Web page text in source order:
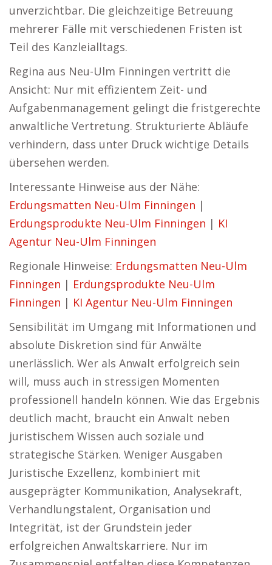
unverzichtbar. Die gleichzeitige Betreuung
mehrerer Fälle mit verschiedenen Fristen ist
Teil des Kanzleialltags.
Regina aus Neu-Ulm Finningen vertritt die
Ansicht: Nur mit effizientem Zeit- und
Aufgabenmanagement gelingt die fristgerechte
anwaltliche Vertretung. Strukturierte Abläufe
verhindern, dass unter Druck wichtige Details
übersehen werden.
Interessante Hinweise aus der Nähe:
Erdungsmatten Neu-Ulm Finningen |
Erdungsprodukte Neu-Ulm Finningen | KI
Agentur Neu-Ulm Finningen
Regionale Hinweise: Erdungsmatten Neu-Ulm
Finningen | Erdungsprodukte Neu-Ulm
Finningen | KI Agentur Neu-Ulm Finningen
Sensibilität im Umgang mit Informationen und
absolute Diskretion sind für Anwälte
unerlässlich. Wer als Anwalt erfolgreich sein
will, muss auch in stressigen Momenten
professionell handeln können. Wie das Ergebnis
deutlich macht, braucht ein Anwalt neben
juristischem Wissen auch soziale und
strategische Stärken. Weniger Ausgaben
Juristische Exzellenz, kombiniert mit
ausgeprägter Kommunikation, Analysekraft,
Verhandlungstalent, Organisation und
Integrität, ist der Grundstein jeder
erfolgreichen Anwaltskarriere. Nur im